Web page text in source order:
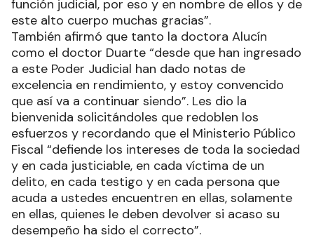
función judicial, por eso y en nombre de ellos y de
este alto cuerpo muchas gracias”.
También afirmó que tanto la doctora Alucín
como el doctor Duarte “desde que han ingresado
a este Poder Judicial han dado notas de
excelencia en rendimiento, y estoy convencido
que así va a continuar siendo”. Les dio la
bienvenida solicitándoles que redoblen los
esfuerzos y recordando que el Ministerio Público
Fiscal “defiende los intereses de toda la sociedad
y en cada justiciable, en cada víctima de un
delito, en cada testigo y en cada persona que
acuda a ustedes encuentren en ellas, solamente
en ellas, quienes le deben devolver si acaso su
desempeño ha sido el correcto”.